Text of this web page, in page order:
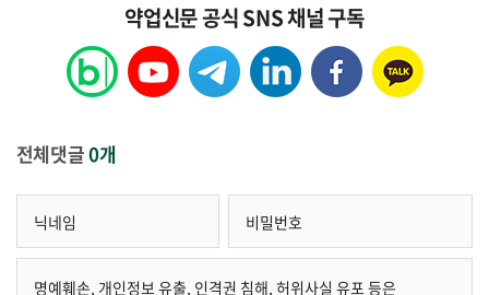
약업신문 공식 SNS 채널 구독
전체댓글0개